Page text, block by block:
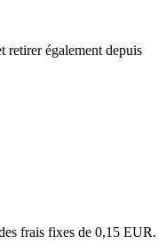
retirer également depuis
frais fixes de 0,15 EUR.